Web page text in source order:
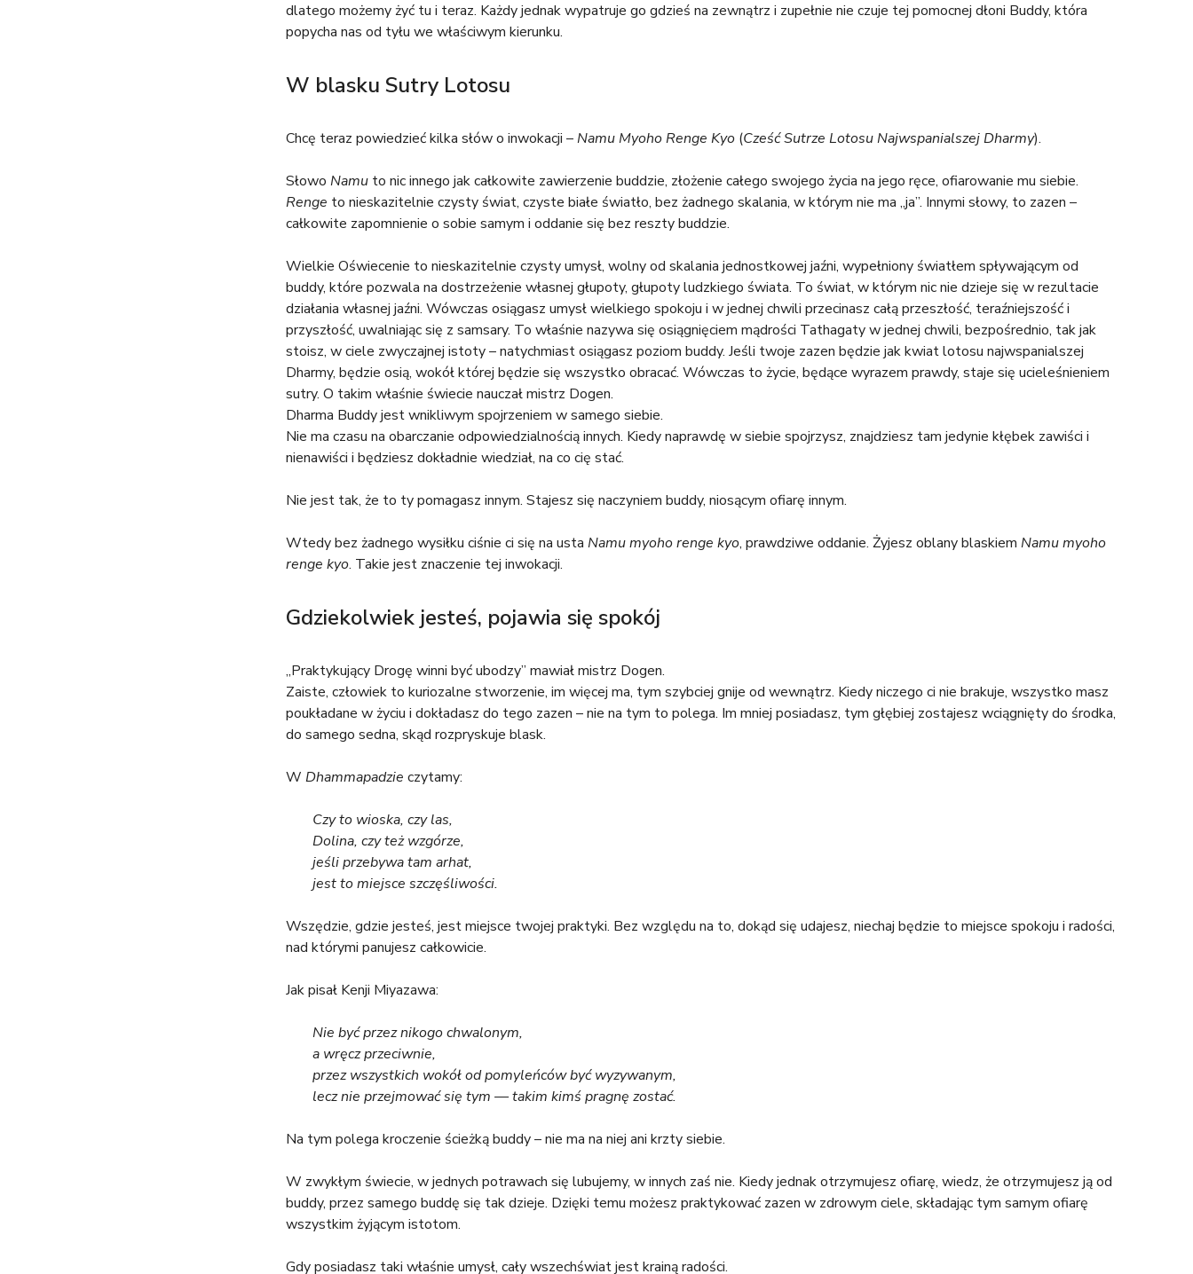
dlatego możemy żyć tu i teraz. Każdy jednak wypatruje go gdzieś na zewnątrz i zupełnie nie czuje tej pomocnej dłoni Buddy, która
popycha nas od tyłu we właściwym kierunku.
W blasku Sutry Lotosu
Chcę teraz powiedzieć kilka słów o inwokacji –Namu Myoho Renge Kyo (Cześć Sutrze Lotosu Najwspanialszej Dharmy).
Słowo Namu to nic innego jak całkowite zawierzenie buddzie, złożenie całego swojego życia na jego ręce, ofiarowanie mu siebie.
Renge to nieskazitelnie czysty świat, czyste białe światło, bez żadnego skalania, w którym nie ma „ja”. Innymi słowy, to zazen –
całkowite zapomnienie o sobie samym i oddanie się bez reszty buddzie.
Wielkie Oświecenie to nieskazitelnie czysty umysł, wolny od skalania jednostkowej jaźni, wypełniony światłem spływającym od
buddy, które pozwala na dostrzeżenie własnej głupoty, głupoty ludzkiego świata. To świat, w którym nic nie dzieje się w rezultacie
działania własnej jaźni. Wówczas osiągasz umysł wielkiego spokoju i w jednej chwili przecinasz całą przeszłość, teraźniejszość i
przyszłość, uwalniając się z samsary. To właśnie nazywa się osiągnięciem mądrości Tathagaty w jednej chwili, bezpośrednio, tak jak
stoisz, w ciele zwyczajnej istoty – natychmiast osiągasz poziom buddy. Jeśli twoje zazen będzie jak kwiat lotosu najwspanialszej
Dharmy, będzie osią, wokół której będzie się wszystko obracać. Wówczas to życie, będące wyrazem prawdy, staje się ucieleśnieniem
sutry. O takim właśnie świecie nauczał mistrz Dogen.
Dharma Buddy jest wnikliwym spojrzeniem w samego siebie.
Nie ma czasu na obarczanie odpowiedzialnością innych. Kiedy naprawdę w siebie spojrzysz, znajdziesz tam jedynie kłębek zawiści i
nienawiści i będziesz dokładnie wiedział, na co cię stać.
Nie jest tak, że to ty pomagasz innym. Stajesz się naczyniem buddy, niosącym ofiarę innym.
Wtedy bez żadnego wysiłku ciśnie ci się na usta Namu myoho renge kyo, prawdziwe oddanie. Żyjesz oblany blaskiem Namu myoho
renge kyo. Takie jest znaczenie tej inwokacji.
Gdziekolwiek jesteś, pojawia się spokój
„Praktykujący Drogę winni być ubodzy” mawiał mistrz Dogen.
Zaiste, człowiek to kuriozalne stworzenie, im więcej ma, tym szybciej gnije od wewnątrz. Kiedy niczego ci nie brakuje, wszystko masz
poukładane w życiu i dokładasz do tego zazen – nie na tym to polega. Im mniej posiadasz, tym głębiej zostajesz wciągnięty do środka,
do samego sedna, skąd rozpryskuje blask.
W Dhammapadzie czytamy:
Czy to wioska, czy las,
Dolina, czy też wzgórze,
jeśli przebywa tam arhat,
jest to miejsce szczęśliwości.
Wszędzie, gdzie jesteś, jest miejsce twojej praktyki. Bez względu na to, dokąd się udajesz, niechaj będzie to miejsce spokoju i radości,
nad którymi panujesz całkowicie.
Jak pisał Kenji Miyazawa:
Nie być przez nikogo chwalonym,
a wręcz przeciwnie,
przez wszystkich wokół od pomyleńców być wyzywanym,
lecz nie przejmować się tym — takim kimś pragnę zostać.
Na tym polega kroczenie ścieżką buddy – nie ma na niej ani krzty siebie.
W zwykłym świecie, w jednych potrawach się lubujemy, w innych zaś nie. Kiedy jednak otrzymujesz ofiarę, wiedz, że otrzymujesz ją od
buddy, przez samego buddę się tak dzieje. Dzięki temu możesz praktykować zazen w zdrowym ciele, składając tym samym ofiarę
wszystkim żyjącym istotom.
Gdy posiadasz taki właśnie umysł, cały wszechświat jest krainą radości.